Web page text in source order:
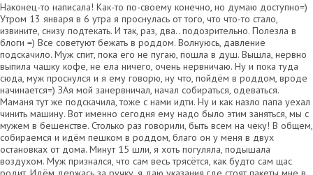
Наконец-то написала! Как-то по-своему конечно, но думаю доступно=)
Утром 13 января в 6 утра я проснулась от того, что что-то стало,
извините, снизу подтекать. И так, раз, два.. подозрительно. Полезла в
блоги =) Все советуют бежать в роддом. Волнуюсь, давление
подскачило. Муж спит, пока его не пугаю, пошла в душ. Вышла, нервно
выпила чашку кофе, не ела ничего, очень нервничаю. Ну и пока туда
сюда, муж проснулся и я ему говорю, ну что, пойдём в роддом, вроде
начинается=) ЗАя мой занервничал, начал собираться, одеваться.
Маманя тут же подскачила, тоже с нами идти. Ну и как назло папа уехал
чинить машину. Вот именно сегодня ему надо было этим заняться, мы с
мужем в бешенстве. Столько раз говорили, быть всем на чеку! В общем,
собираемся и идём пешком в роддом, благо он у меня в двух
остановках от дома. Минут 15 шли, я хоть погуляла, подышала
воздухом. Муж признался, что сам весь трясётся, как будто сам щас